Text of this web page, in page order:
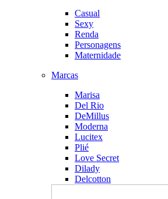
Casual
Sexy
Renda
Personagens
Maternidade
Marcas
Marisa
Del Rio
DeMillus
Moderna
Lucitex
Plié
Love Secret
Dilady
Delcotton